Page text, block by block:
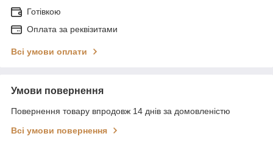
Готівкою
Оплата за реквізитами
Всі умови оплати
Умови повернення
Повернення товару впродовж 14 днів за домовленістю
Всі умови повернення